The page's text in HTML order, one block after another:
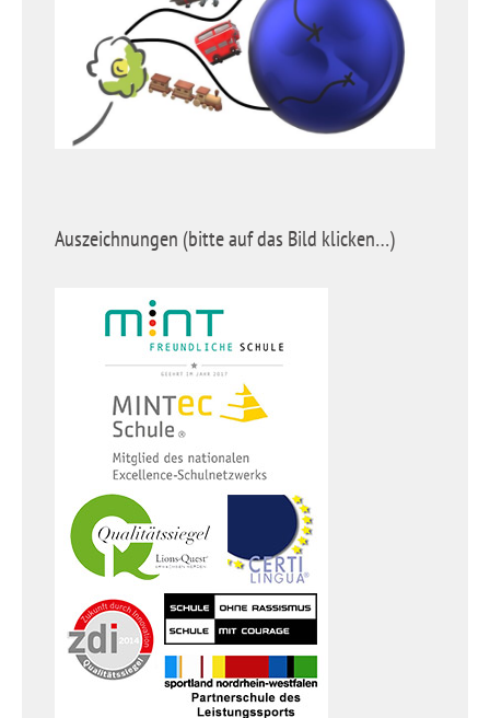
Auszeichnungen (bitte auf das Bild klicken…)